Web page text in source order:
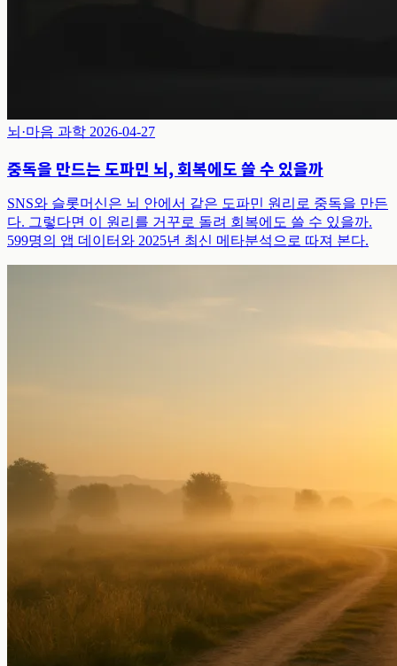
뇌·마음 과학 2026-04-27
중독을 만드는 도파민 뇌, 회복에도 쓸 수 있을까
SNS와 슬롯머신은 뇌 안에서 같은 도파민 원리로 중독을 만든
다. 그렇다면 이 원리를 거꾸로 돌려 회복에도 쓸 수 있을까.
599명의 앱 데이터와 2025년 최신 메타분석으로 따져 본다.